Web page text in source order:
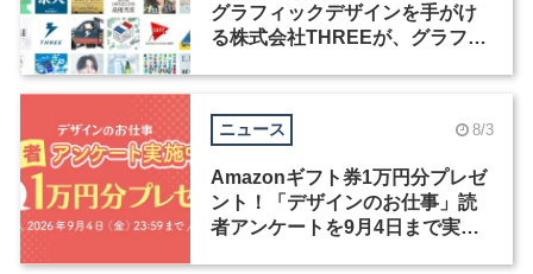
グラフィックデザインを手がけ
る株式会社THREEが、グラフィ
ニュース 8/3
Amazonギフト券1万円分プレゼ
ント！「デザインのお仕事」読
者アンケートを9月4日まで実施